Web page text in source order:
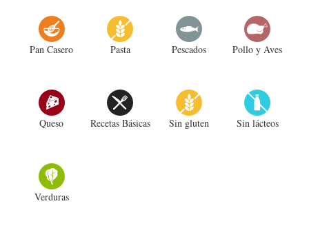
Pan Casero Pasta Pescados Pollo y Aves
Queso Recetas Básicas Sin gluten Sin lácteos
Verduras